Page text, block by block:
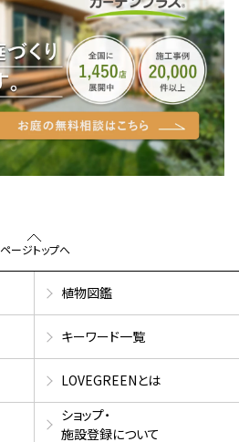
ページトップへ
植物図鑑
キーワード一覧
LOVEGREENとは
ショップ・
施設登録について